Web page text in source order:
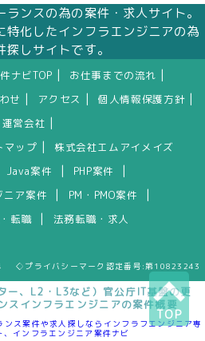
ー、L2・L3など）官公庁IT基盤の更
スインフラエンジニアの案件概要
ンスの為の案件・求人サイト。
特化したインフラエンジニアの為
探しサイトです。
TOP
ナビTOP お仕事までの流れ
せ アクセス 個人情報保護方針
運営会社
マップ
株式会社エムアイメイズ
Java案件 PHP案件
ニア案件 PM・PMO案件
転職 法務転職・求人
◇プライバシーマーク認定番号:第10823243
ンス案件や求人探しならインフラフエンジニア専
、インフラエンジニア案件ナビ